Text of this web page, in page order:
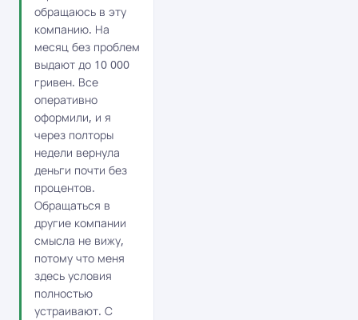
обращаюсь в эту
компанию. На
месяц без проблем
выдают до 10 000
гривен. Все
оперативно
оформили, и я
через полторы
недели вернула
деньги почти без
процентов.
Обращаться в
другие компании
смысла не вижу,
потому что меня
здесь условия
полностью
устраивают. С